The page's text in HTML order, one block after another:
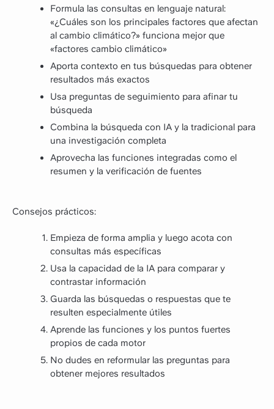
Formula las consultas en lenguaje natural:
«¿Cuáles son los principales factores que afectan
al cambio climático?» funciona mejor que
«factores cambio climático»
Aporta contexto en tus búsquedas para obtener
resultados más exactos
Usa preguntas de seguimiento para afinar tu
búsqueda
Combina la búsqueda con IA y la tradicional para
una investigación completa
Aprovecha las funciones integradas como el
resumen y la verificación de fuentes
Consejos prácticos:
Empieza de forma amplia y luego acota con
consultas más específicas
Usa la capacidad de la IA para comparar y
contrastar información
Guarda las búsquedas o respuestas que te
resulten especialmente útiles
Aprende las funciones y los puntos fuertes
propios de cada motor
No dudes en reformular las preguntas para
obtener mejores resultados